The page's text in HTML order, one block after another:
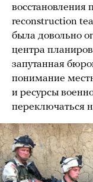
reconstruction
была довольно
центра
запутанная
понимание
и ресурсы
переключаться